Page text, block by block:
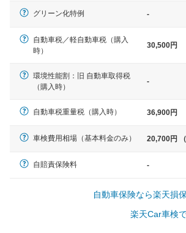
クラウン、ア
グリーン化特例 -
自動車税／軽自動車税（購入
時）
30,500円
環境性能割：旧 自動車取得税
（購入時）
-
自動車税重量税（購入時） 36,900円
車検費用相場（基本料金のみ） 20,700円 （
自賠責保険料 -
自動車保険なら楽天損
楽天Car車検